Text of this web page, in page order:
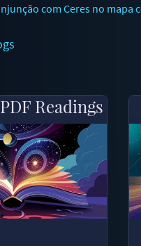
com Ceres no
Readings